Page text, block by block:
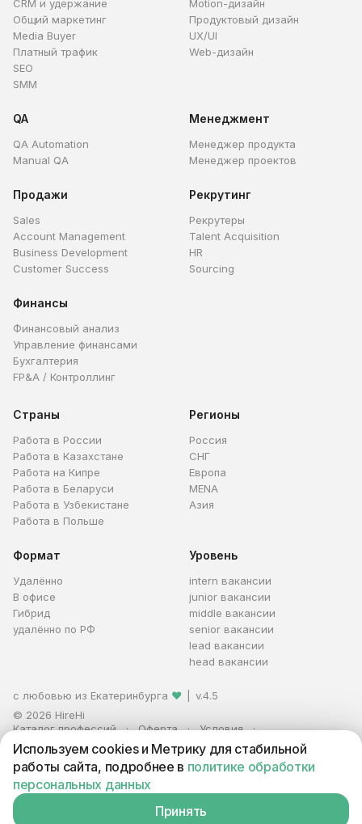
CRM и удержание
Общий маркетинг
Media Buyer
Платный трафик
SEO
SMM
Motion-дизайн
Продуктовый дизайн
UX/UI
Web-дизайн
QA
QA Automation
Manual QA
Менеджмент
Менеджер продукта
Менеджер проектов
Продажи
Sales
Account Management
Business Development
Customer Success
Рекрутинг
Рекрутеры
Talent Acquisition
HR
Sourcing
Финансы
Финансовый анализ
Управление финансами
Бухгалтерия
FP&A / Контроллинг
Страны
Работа в России
Работа в Казахстане
Работа на Кипре
Работа в Беларуси
Работа в Узбекистане
Работа в Польше
Регионы
Россия
СНГ
Европа
MENA
Азия
Формат
Удалённо
В офисе
Гибрид
удалённо по РФ
Уровень
intern вакансии
junior вакансии
middle вакансии
senior вакансии
lead вакансии
head вакансии
с любовью из Екатеринбурга ❤
v.4.5
© 2026 HireHi
Каталог профессий
Оферта
Условия
Персональные данные
Реклама
ИП Захаров Антон Алексеевич · ИНН 663005711880 · ОГРНИП
321665800059102
Используем cookies и Метрику для стабильной
работы сайта, подробнее в политике обработки
персональных данных
Принять